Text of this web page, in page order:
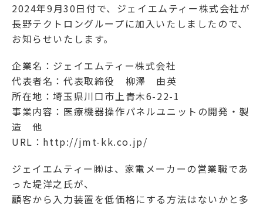
2024年9月30日付で、ジェイエムティー株式会社が
長野テクトロングループに加入いたしましたので、
お知らせいたします。
企業名：ジェイエムティー株式会社
代表者名：代表取締役 柳澤 由英
所在地：埼玉県川口市上青木6-22-1
事業内容：医療機器操作パネルユニットの開発・製
造 他
URL： http://jmt-kk.co.jp/
ジェイエムティー㈱は、家電メーカーの営業職であ
った堤洋之氏が、
顧客から入力装置を低価格にする方法はないかと多